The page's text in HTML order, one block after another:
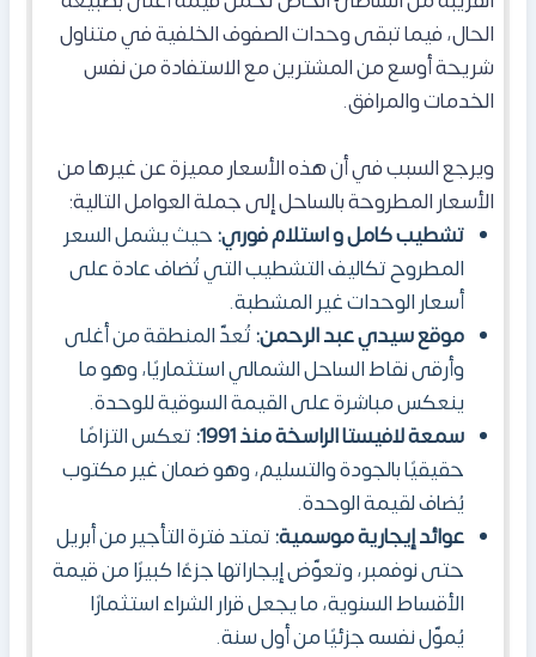
الحال، فيما تبقى وحدات الصفوف الخلفية في متناول
شريحة أوسع من المشترين مع الاستفادة من نفس
الخدمات والمرافق.
ويرجع السبب في أن هذه الأسعار مميزة عن غيرها من
الأسعار المطروحة بالساحل إلى جملة العوامل التالية:
تشطيب كامل و استلام فوري:حيث يشمل السعر
المطروح تكاليف التشطيب التي تُضاف عادة على
أسعار الوحدات غير المشطبة.
موقع سيدي عبد الرحمن:تُعدّ المنطقة من أغلى
وأرقى نقاط الساحل الشمالي استثماريًا، وهو ما
ينعكس مباشرة على القيمة السوقية للوحدة.
سمعة لافيستا الراسخة منذ 1991:
تعكس التزامًا
حقيقيًا بالجودة والتسليم، وهو ضمان غير مكتوب
يُضاف لقيمة الوحدة.
عوائد إيجارية موسمية:تمتد فترة التأجير من أبريل
حتى نوفمبر، وتعوّض إيجاراتها جزءًا كبيرًا من قيمة
الأقساط السنوية، ما يجعل قرار الشراء استثمارًا
يُموّل نفسه جزئيًا من أول سنة.